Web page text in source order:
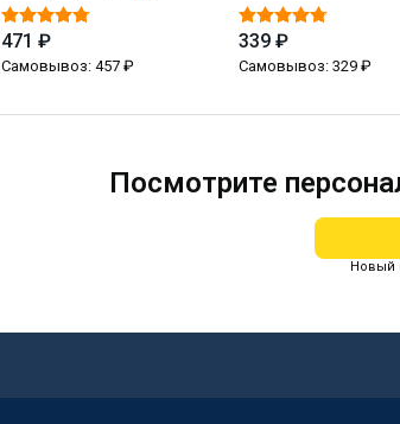
471 ₽
Самовывоз: 457 ₽
250 мл (6 шт/кор)
339 ₽
Самовывоз: 329 ₽
Посмотрите
Новый